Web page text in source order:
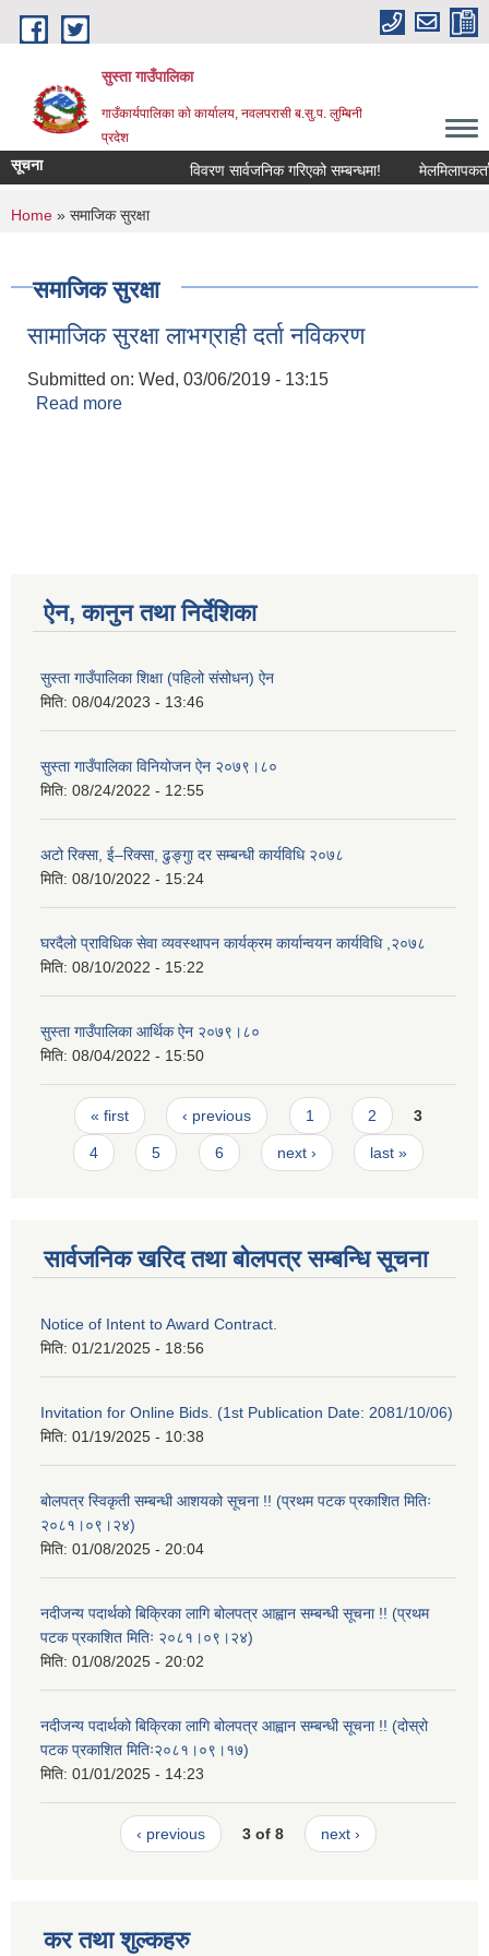
Skip to main content
सुस्ता गाउँपालिका
गाउँकार्यपालिका काे कार्यालय, नवलपरासी ब.सु.प. लुम्बिनी
प्रदेश
सूचना विवरण सार्वजनिक गरिएको सम्बन्धमा!
You are here
Home » समाजिक सुरक्षा
समाजिक सुरक्षा
सामाजिक सुरक्षा लाभग्राही दर्ता नविकरण
Submitted on: Wed, 03/06/2019 - 13:15
Read more
ऐन, कानुन तथा निर्देशिका
सुस्ता गाउँपालिका शिक्षा (पहिलो संसोधन) ऐन
मिति: 08/04/2023 - 13:46
सुस्ता गाउँपालिका विनियोजन ऐन २०७९।८०
मिति: 08/24/2022 - 12:55
अटो रिक्सा, ई–रिक्सा, ढुङ्गुा दर सम्बन्धी कार्यविधि २०७८
मिति: 08/10/2022 - 15:24
घरदैलो प्राविधिक सेवा व्यवस्थापन कार्यक्रम कार्यान्वयन कार्यविधि ,२०७८
मिति: 08/10/2022 - 15:22
सुस्ता गाउँपालिका आर्थिक ऐन २०७९।८०
मिति: 08/04/2022 - 15:50
Pages
« first ‹ previous 1 2 3
4 5 6 next › last »
सार्वजनिक खरिद तथा बोलपत्र सम्बन्धि सूचना
Notice of Intent to Award Contract.
मिति: 01/21/2025 - 18:56
Invitation for Online Bids. (1st Publication Date: 2081/10/06)
मिति: 01/19/2025 - 10:38
बोलपत्र स्विकृती सम्बन्धी आशयको सूचना !! (प्रथम पटक प्रकाशित मितिः
२०८१।०९।२४)
मिति: 01/08/2025 - 20:04
नदीजन्य पदार्थको बिक्रिका लागि बोलपत्र आह्वान सम्बन्धी सूचना !! (प्रथम
पटक प्रकाशित मितिः २०८१।०९।२४)
मिति: 01/08/2025 - 20:02
नदीजन्य पदार्थको बिक्रिका लागि बोलपत्र आह्वान सम्बन्धी सूचना !! (दोस्रो
पटक प्रकाशित मितिः२०८१।०९।१७)
मिति: 01/01/2025 - 14:23
‹ previous 3 of 8 next ›
कर तथा शुल्कहरु